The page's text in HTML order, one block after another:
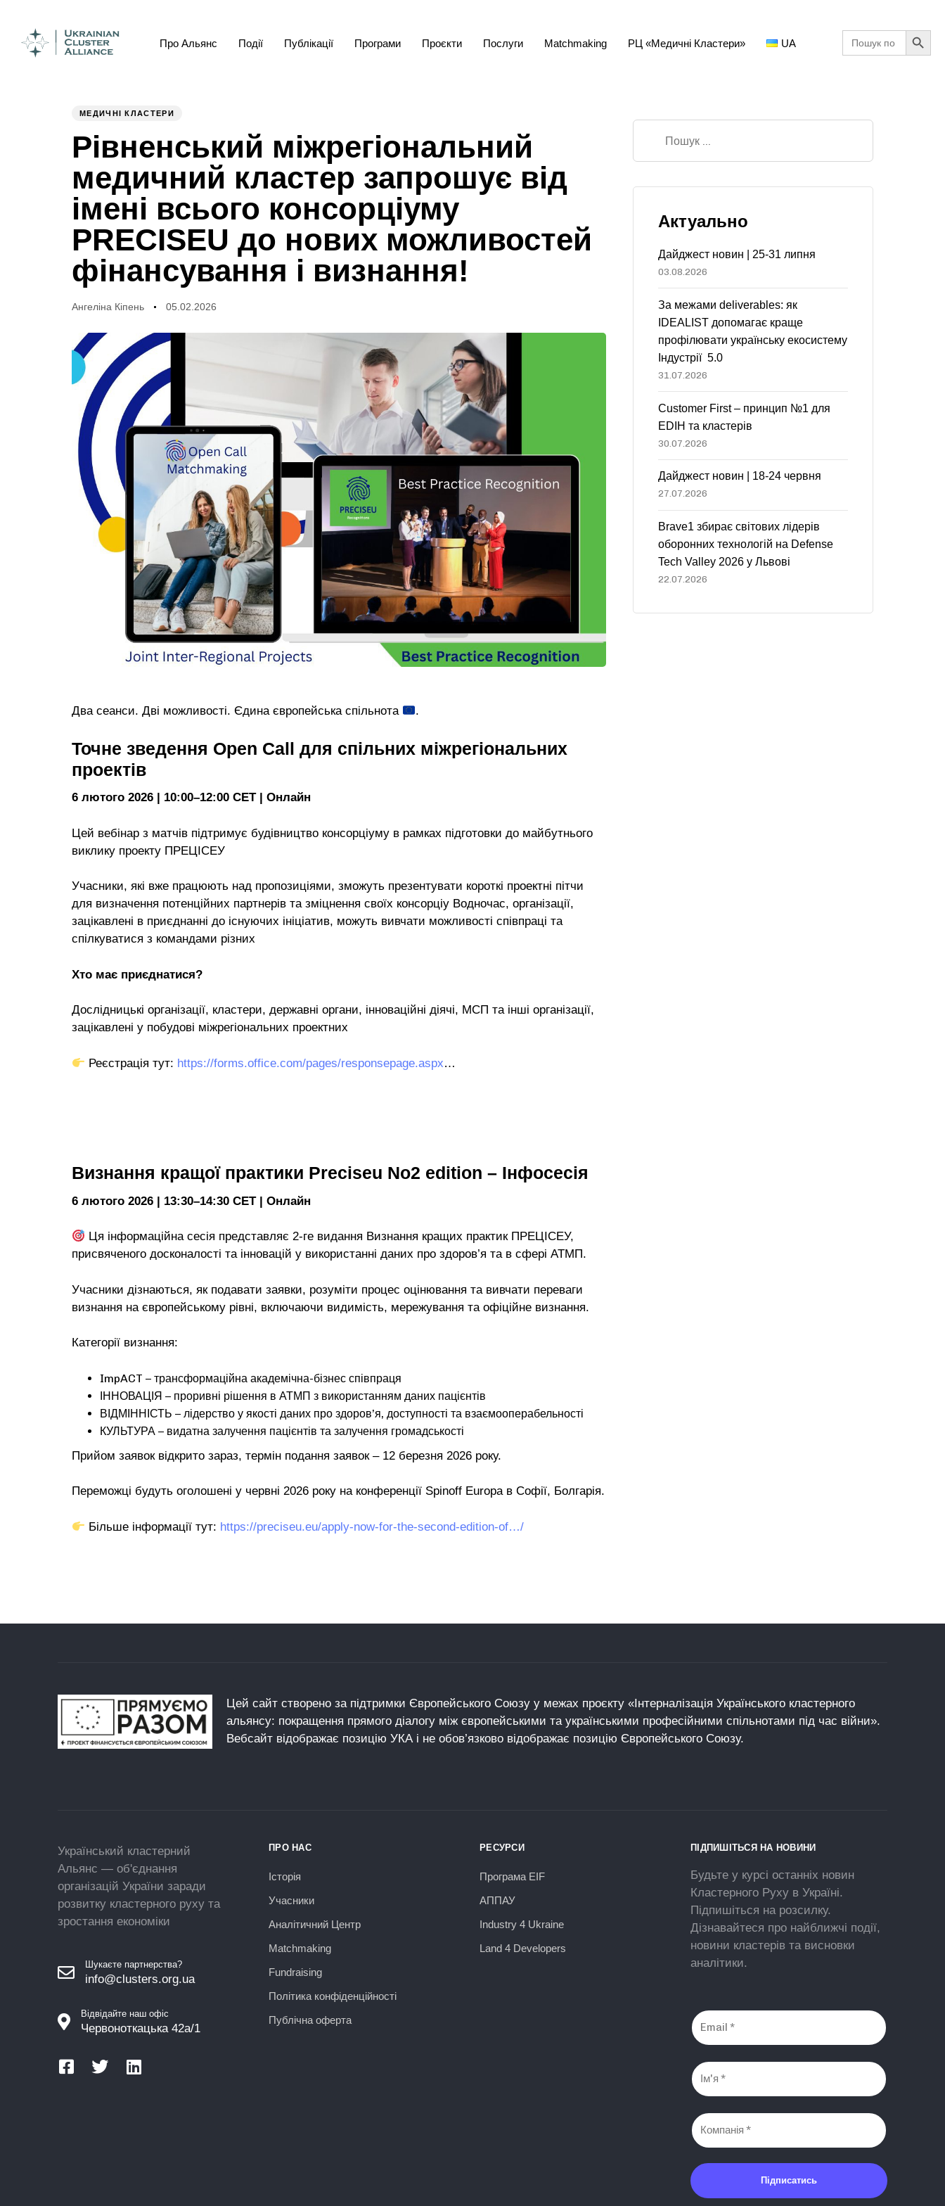
Про Альянс Події Публікації Програми Проєкти Послуги Matchmaking РЦ «Медичні Кластери» UA
Search
for:
Search Button
PUBLISHED
МЕДИЧНІ КЛАСТЕРИ
Рівненський міжрегіональний
медичний кластер запрошує від
імені всього консорціуму
PRECISEU до нових можливостей
фінансування і визнання!
Author
Ангеліна Кіпень
Published
05.02.2026
Два сеанси. Дві можливості. Єдина європейська спільнота .
Точне зведення Open Call для спільних міжрегіональних
проектів
6 лютого 2026 | 10:00–12:00 CET | Онлайн
Цей вебінар з матчів підтримує будівництво консорціуму в рамках підготовки до майбутнього
виклику проекту ПРЕЦІСЕУ
Учасники, які вже працюють над пропозиціями, зможуть презентувати короткі проектні пітчи
для визначення потенційних партнерів та зміцнення своїх консорціу Водночас, організації,
зацікавлені в приєднанні до існуючих ініціатив, можуть вивчати можливості співпраці та
спілкуватися з командами різних
Хто має приєднатися?
Дослідницькі організації, кластери, державні органи, інноваційні діячі, МСП та інші організації,
зацікавлені у побудові міжрегіональних проектних
Реєстрація тут: https://forms.office.com/pages/responsepage.aspx…
Визнання кращої практики Preciseu No2 edition – Інфосесія
6 лютого 2026 | 13:30–14:30 CET | Онлайн
Ця інформаційна сесія представляє 2-ге видання Визнання кращих практик ПРЕЦІСЕУ,
присвяченого досконалості та інновацій у використанні даних про здоров’я та в сфері АТМП.
Учасники дізнаються, як подавати заявки, розуміти процес оцінювання та вивчати переваги
визнання на європейському рівні, включаючи видимість, мережування та офіційне визнання.
Категорії визнання:
ImpACT – трансформаційна академічна-бізнес співпраця
ІННОВАЦІЯ – проривні рішення в АТМП з використанням даних пацієнтів
ВІДМІННІСТЬ – лідерство у якості даних про здоров’я, доступності та взаємооперабельності
КУЛЬТУРА – видатна залучення пацієнтів та залучення громадськості
Прийом заявок відкрито зараз, термін подання заявок – 12 березня 2026 року.
Переможці будуть оголошені у червні 2026 року на конференції Spinoff Europa в Софії, Болгарія.
Більше інформації тут: https://preciseu.eu/apply-now-for-the-second-edition-of…/
Актуально
Дайджест новин | 25-31 липня
03.08.2026
За межами deliverables: як
IDEALIST допомагає краще
профілювати українську екосистему
Індустрії 5.0
31.07.2026
Customer First – принцип №1 для
EDIH та кластерів
30.07.2026
Дайджест новин | 18-24 червня
27.07.2026
Brave1 збирає світових лідерів
оборонних технологій на Defense
Tech Valley 2026 у Львові
22.07.2026
Цей сайт створено за підтримки Європейського Союзу у межах проєкту «Інтерналізація Українського кластерного
альянсу: покращення прямого діалогу між європейськими та українськими професійними спільнотами під час війни».
Вебсайт відображає позицію УКА і не обов’язково відображає позицію Європейського Союзу.
Український кластерний
Альянс — об'єднання
організацій України заради
розвитку кластерного руху та
зростання економіки
Шукаєте партнерства?
info@clusters.org.ua
Відвідайте наш офіс
Червоноткацька 42а/1
ПРО НАС
Історія
Учасники
Аналітичний Центр
Matchmaking
Fundraising
Політика конфіденційності
Публічна оферта
РЕСУРСИ
Програма EIF
АППАУ
Industry 4 Ukraine
Land 4 Developers
ПІДПИШІТЬСЯ НА НОВИНИ
Будьте у курсі останніх новин
Кластерного Руху в Україні.
Підпишіться на розсилку.
Дізнавайтеся про найближчі події,
новини кластерів та висновки
аналітики.
Підписатись